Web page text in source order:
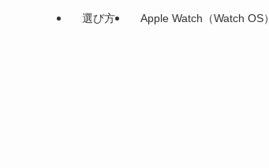
選び方 Apple Watch（Watch OS）